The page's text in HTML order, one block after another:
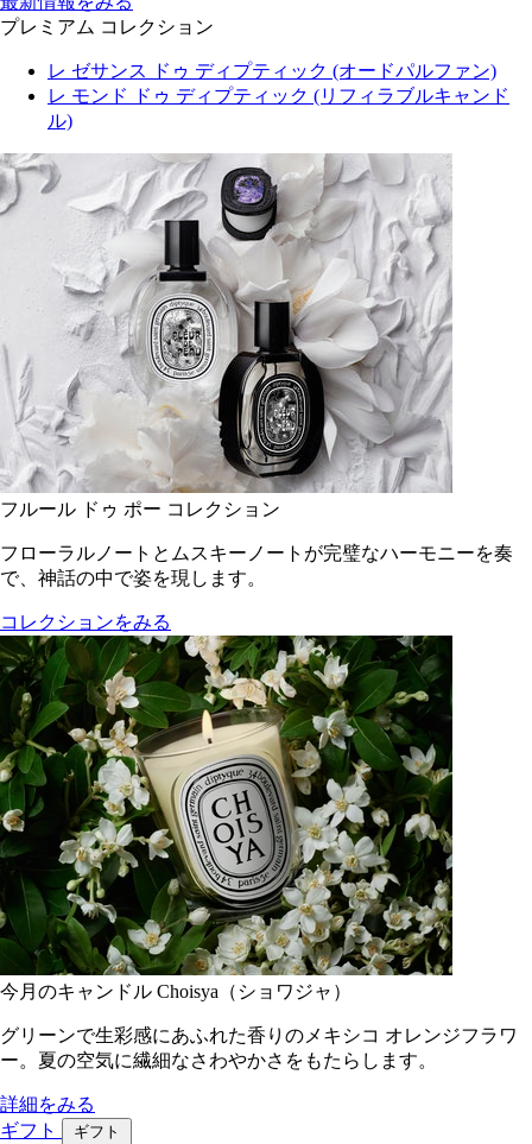
プレミアム コレクション
レ ゼサンス ドゥ ディプティック (オードパルファン)
レ モンド ドゥ ディプティック (リフィラブルキャンド
ル)
フルール ドゥ ポー コレクション
フローラルノートとムスキーノートが完璧なハーモニーを奏
で、神話の中で姿を現します。
コレクションをみる
今月のキャンドル Choisya（ショワジャ）
グリーンで生彩感にあふれた香りのメキシコ オレンジフラワ
ー。夏の空気に繊細なさわやかさをもたらします。
詳細をみる
ギフト
ギフト